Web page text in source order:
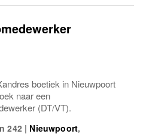
boetiek in Nieuwpoort
naar een
(DT/VT).
242 | Nieuwpoort,